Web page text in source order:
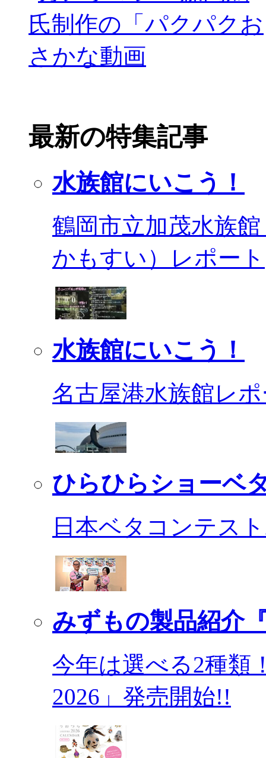
最新の特集記事
水族館にいこう！
鶴岡市立加茂水族
かもすい）レポート
水族館にいこう！
名古屋港水族館レ
ひらひらショーベ
日本ベタコンテス
みずもの製品紹介
今年は選べる2種類
2026」発売開始!!